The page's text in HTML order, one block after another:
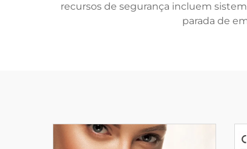
recursos de segurança incluem
parada de